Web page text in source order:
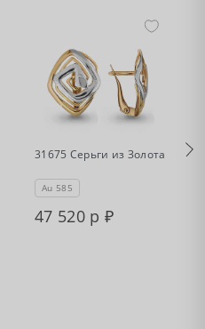
31675 Серьги из Золота
Au 585
47 520 р